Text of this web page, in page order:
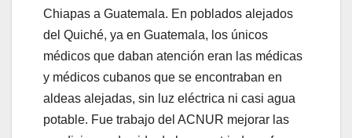
Chiapas a Guatemala. En poblados alejados
del Quiché, ya en Guatemala, los únicos
médicos que daban atención eran las médicas
y médicos cubanos que se encontraban en
aldeas alejadas, sin luz eléctrica ni casi agua
potable. Fue trabajo del ACNUR mejorar las